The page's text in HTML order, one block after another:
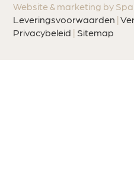
Website & marketing by
Leveringsvoorwaarden |
Privacybeleid | Sitemap